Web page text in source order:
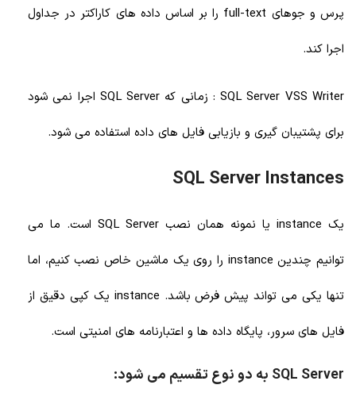
پرس و جوهای full-text را بر اساس داده های کاراکتر در جداول
اجرا کند.
SQL Server VSS Writer : زمانی که SQL Server اجرا نمی شود
برای پشتیبان گیری و بازیابی فایل های داده استفاده می شود.
SQL Server Instances
یک instance یا نمونه همان نصب SQL Server است. ما می
توانیم چندین instance را روی یک ماشین خاص نصب کنیم، اما
تنها یکی می تواند پیش فرض باشد. instance یک کپی دقیق از
فایل های سرور، پایگاه داده ها و اعتبارنامه های امنیتی است.
SQL Server به دو نوع تقسیم می شود: